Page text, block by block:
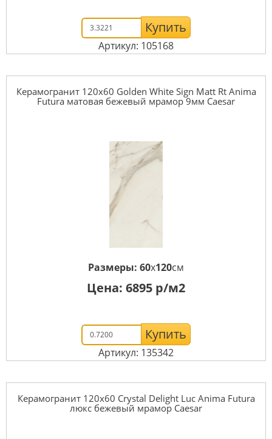
Купить
Артикул: 105168
Керамогранит 120x60 Golden White Sign Matt Rt Anima
Futura матовая бежевый мрамор 9мм Caesar
Размеры: 60x120см
Цена: 6895 р/м2
Купить
Артикул: 135342
Керамогранит 120x60 Crystal Delight Luc Anima Futura
люкс бежевый мрамор Caesar